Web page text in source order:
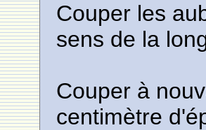
Couper les
sens de la
Couper à
centimètre